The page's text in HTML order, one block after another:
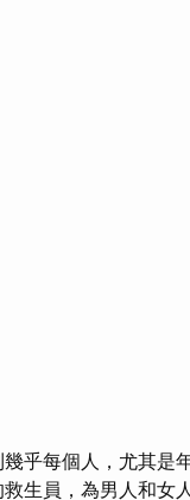
乎每個人，尤其是
生員，為男人和女